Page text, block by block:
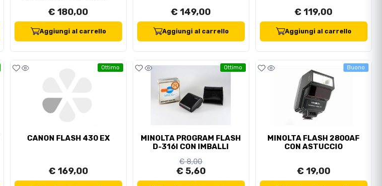
€ 180,00
Aggiungi al carrello
€ 149,00
Aggiungi al carrello
€ 119,00
Aggiungi al carrello
Ottimo
CANON FLASH 430 EX
€ 169,00
Ottimo
MINOLTA PROGRAM FLASH
D-316I CON IMBALLI
€ 8,00
€ 5,60
Buono
MINOLTA FLASH 2800AF
CON ASTUCCIO
€ 19,00